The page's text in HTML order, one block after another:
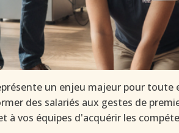
un enjeu majeur pour toute
des salariés aux gestes de
vos équipes d'acquérir les